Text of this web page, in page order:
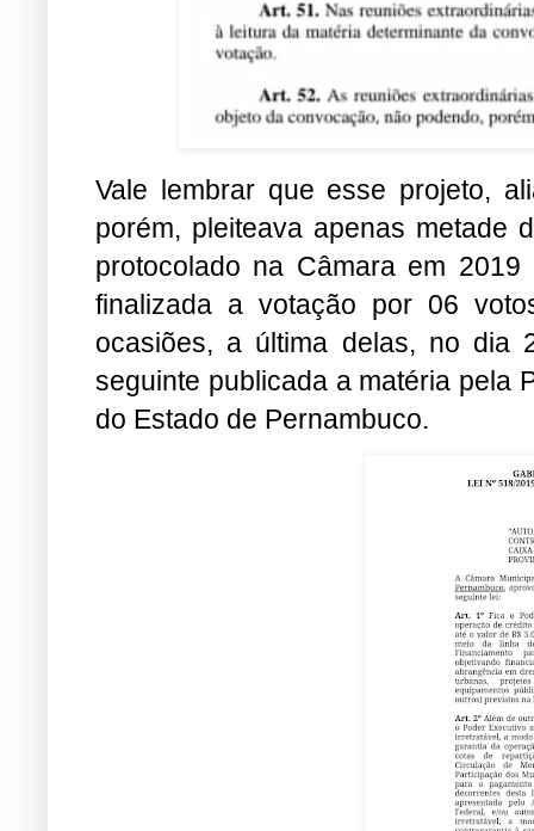
Vale lembrar que esse projeto,
porém, pleiteava apenas metade
protocolado na Câmara em
finalizada a votação por 06
ocasiões, a última delas, no dia
seguinte publicada a matéria pela
do Estado de Pernambuco.